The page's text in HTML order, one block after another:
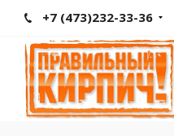
+7 (473)232-33-36